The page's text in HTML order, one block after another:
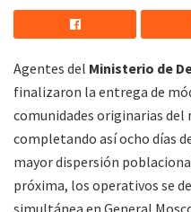
Agentes del Ministerio de
finalizaron la entrega de
comunidades originarias del
completando así ocho días
mayor dispersión
próxima, los operativos se
simultánea en General